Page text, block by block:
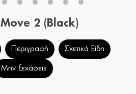
2 (Black)
Περιγραφή Σχετικά Είδη
Μην ξεχάσεις